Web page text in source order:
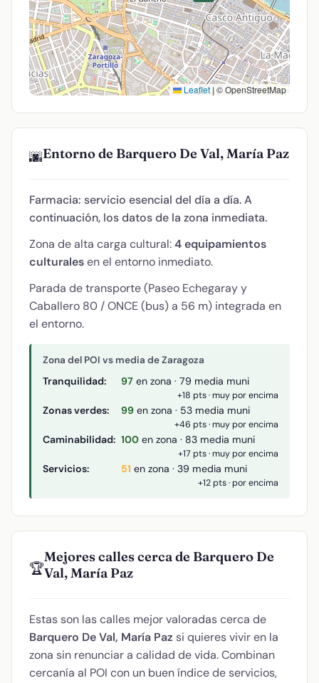
Leaflet | © OpenStreetMap
🌆Entorno de Barquero De Val, María Paz
Farmacia: servicio esencial del día a día. A
continuación, los datos de la zona inmediata.
Zona de alta carga cultural:4 equipamientos
culturalesen el entorno inmediato.
Parada de transporte (Paseo Echegaray y
Caballero 80 / ONCE (bus) a 56 m) integrada en
el entorno.
Zona del POI vs media de Zaragoza
Tranquilidad: 97 en zona · 79 media muni
+18 pts · muy por encima
Zonas verdes: 99 en zona · 53 media muni
+46 pts · muy por encima
Caminabilidad: 100 en zona · 83 media muni
+17 pts · muy por encima
Servicios: 51 en zona · 39 media muni
+12 pts · por encima
🏆
Mejores calles cerca de Barquero De
Val, María Paz
Estas son las calles mejor valoradas cerca de
Barquero De Val, María Paz si quieres vivir en la
zona sin renunciar a calidad de vida. Combinan
cercanía al POI con un buen índice de servicios,